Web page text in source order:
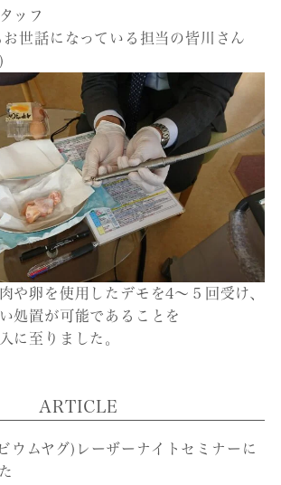
ッフ
世話になっている担当の皆川さん
や卵を使用したデモを4～５回受け、
処置が可能であることを
に至りました。
ARTICLE
ウムヤグ)レーザーナイトセミナーに